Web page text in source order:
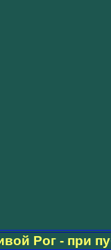
Рог - при